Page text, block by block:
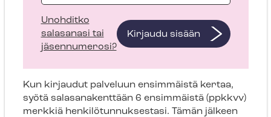
Unohditko
salasanasi tai
jäsennumerosi?
Kirjaudu sisään
Kun kirjaudut palveluun ensimmäistä kertaa,
syötä salasanakenttään 6 ensimmäistä (ppkkvv)
merkkiä henkilötunnuksestasi. Tämän jälkeen